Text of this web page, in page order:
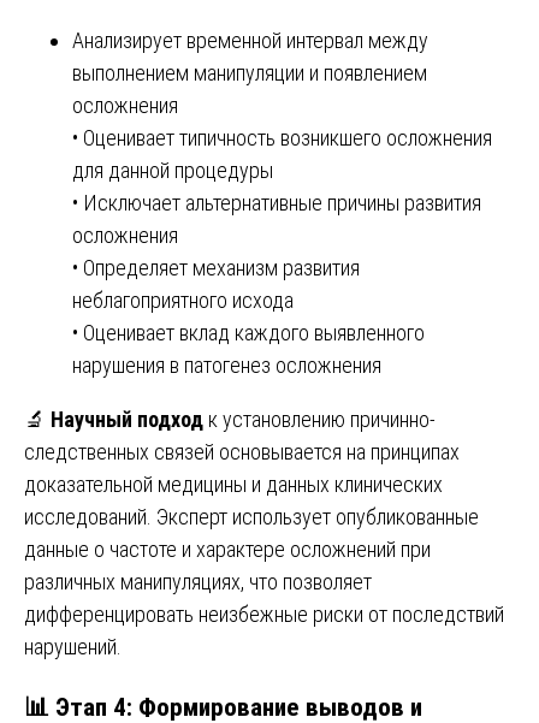
Анализирует временной интервал между
выполнением манипуляции и появлением
осложнения
• Оценивает типичность возникшего осложнения
для данной процедуры
• Исключает альтернативные причины развития
осложнения
• Определяет механизм развития
неблагоприятного исхода
• Оценивает вклад каждого выявленного
нарушения в патогенез осложнения
🔬 Научный подход к установлению причинно-
следственных связей основывается на принципах
доказательной медицины и данных клинических
исследований. Эксперт использует опубликованные
данные о частоте и характере осложнений при
различных манипуляциях, что позволяет
дифференцировать неизбежные риски от последствий
нарушений.
📊 Этап 4: Формирование выводов и